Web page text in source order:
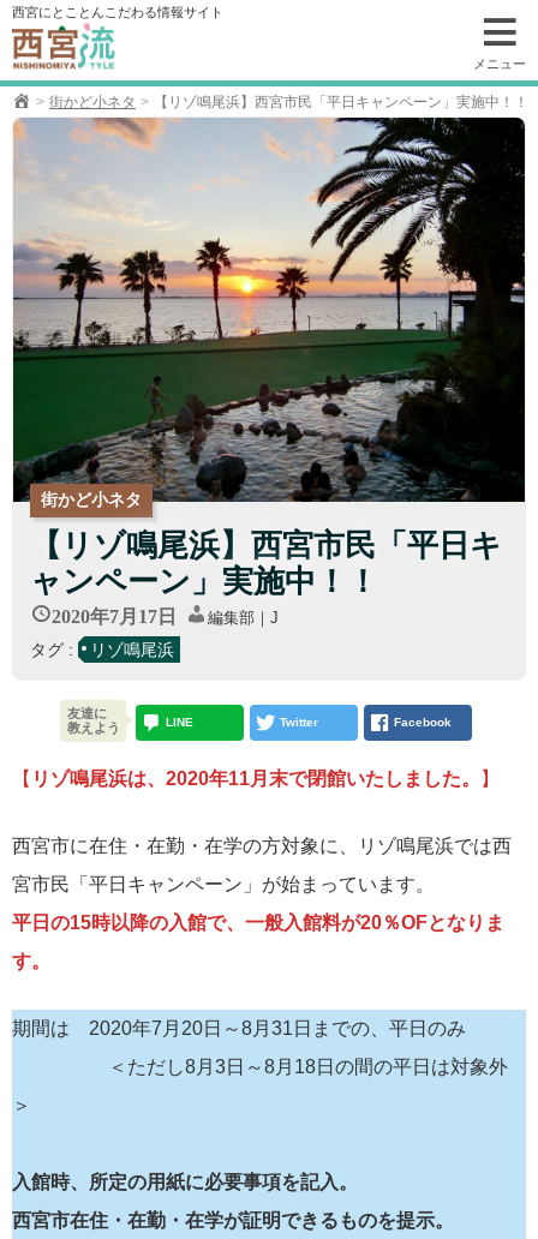
コ
ン
テ
ン
ツ
へ
西宮にとことんこだわる情報サイト
メニュー
街かど小ネタ 【リゾ鳴尾浜】西宮市民「平日キャンペーン」実施中！！
街かど小ネタ
【リゾ鳴尾浜】西宮市民「平日キ
ャンペーン」実施中！！
2020年7月17日 編集部｜J
タグ : リゾ鳴尾浜
【 リゾ鳴尾浜は、2020年11月末で閉館いたしました。 】
西宮市に在住・在勤・在学の方対象に、リゾ鳴尾浜では西
宮市民「平日キャンペーン」が始まっています。
平日の15時以降の入館で、一般入館料が20％OFとなりま
す。
期間は 2020年7月20日～8月31日までの、平日のみ
＜ただし8月3日～8月18日の間の平日は対象外
＞
入館時、所定の用紙に必要事項を記入。
西宮市在住・在勤・在学が証明できるものを提示。
友達に
教えよう
LINE Twitter Facebook